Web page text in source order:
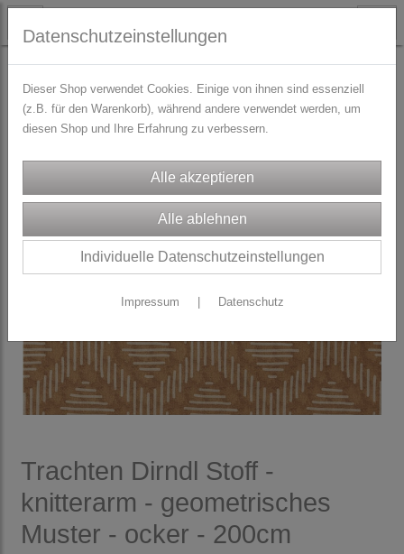
STOFFE Dirndl/Trachtenstoffe
Trachten Dirndl Stoff -
knitterarm - geometrisches
Muster - ocker - 200cm
Datenschutzeinstellungen
Dieser Shop verwendet Cookies. Einige von ihnen sind essenziell
(z.B. für den Warenkorb), während andere verwendet werden, um
diesen Shop und Ihre Erfahrung zu verbessern.
Individuelle Datenschutzeinstellungen
Impressum Datenschutz